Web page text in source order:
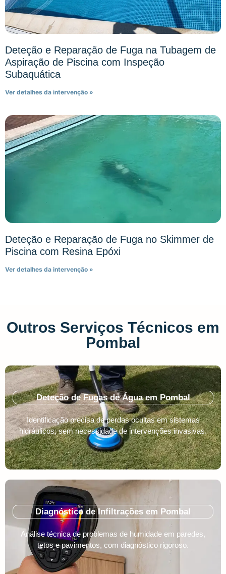
Deteção e Reparação de Fuga na Tubagem de
Aspiração de Piscina com Inspeção
Subaquática
Ver detalhes da intervenção »
Deteção e Reparação de Fuga no Skimmer de
Piscina com Resina Epóxi
Ver detalhes da intervenção »
Outros Serviços Técnicos em
Pombal
Deteção de Fugas de Água em Pombal
Identificação precisa de perdas ocultas em sistemas
hidráulicos, sem necessidade de intervenções invasivas.
Diagnóstico de Infiltrações em Pombal
Análise técnica de problemas de humidade em paredes,
tetos e pavimentos, com diagnóstico rigoroso.